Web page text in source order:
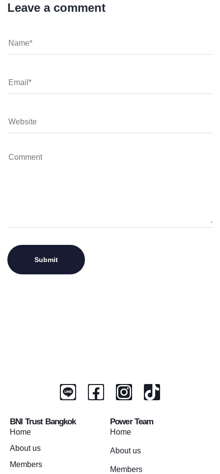
Leave a comment
BNI Trust Bangkok
Home
About us
Members
Power Team
Home
About us
Members